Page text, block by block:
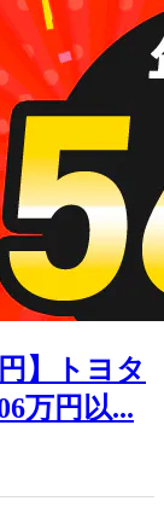
】トヨタ
万円以...